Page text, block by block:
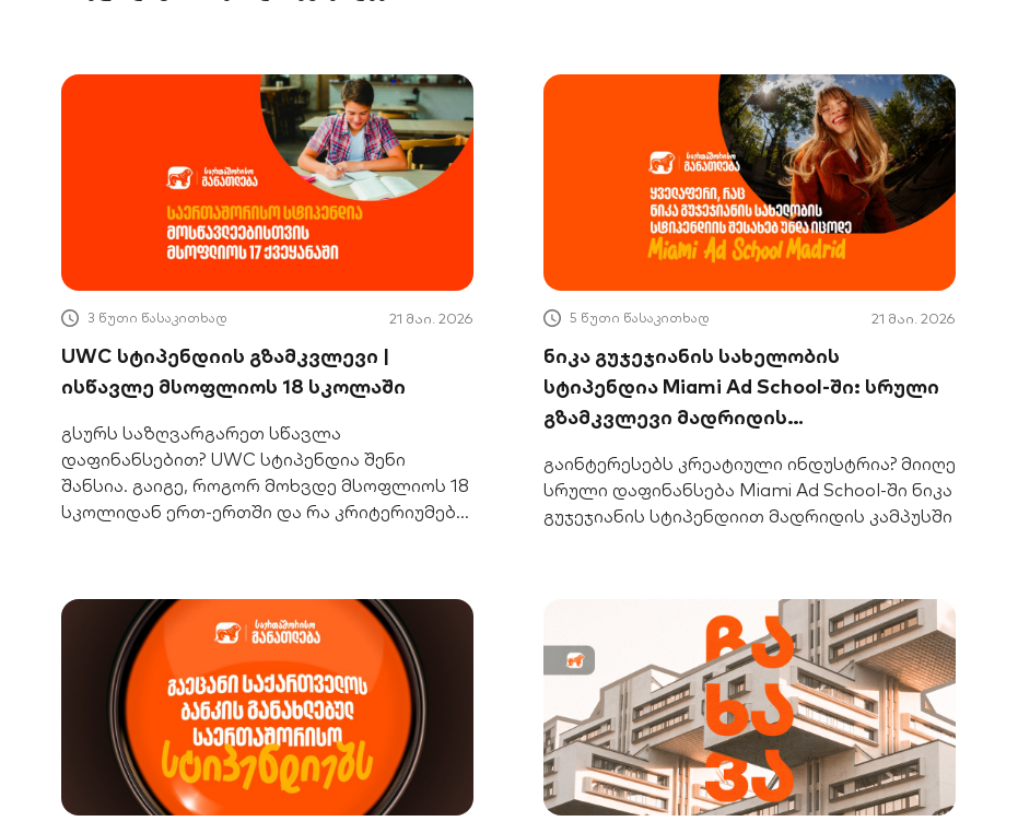
3 წუთი წასაკითხად 21 მაი. 2026
UWC სტიპენდიის გზამკვლევი |
ისწავლე მსოფლიოს 18 სკოლაში
გსურს საზღვარგარეთ სწავლა
დაფინანსებით? UWC სტიპენდია შენი
შანსია. გაიგე, როგორ მოხვდე მსოფლიოს 18
სკოლიდან ერთ-ერთში და რა კრიტერიუმებს
5 წუთი წასაკითხად 21 მაი. 2026
ნიკა გუჯეჯიანის სახელობის
სტიპენდია Miami Ad School-ში: სრული
გზამკვლევი მადრიდის
გაინტერესებს კრეატიული ინდუსტრია? მიიღე
სრული დაფინანსება Miami Ad School-ში ნიკა
გუჯეჯიანის სტიპენდიით მადრიდის კამპუსში